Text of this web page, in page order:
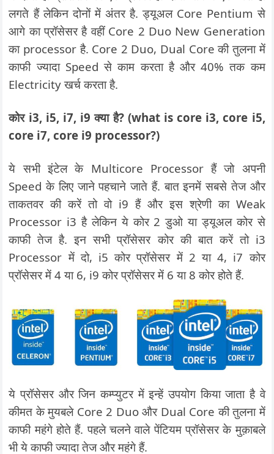
लगते हैं लेकिन दोनों में अंतर है. ड्यूअल Core Pentium से
आगे का प्रॉसेसर है वहीं Core 2 Duo New Generation
का processor है. Core 2 Duo, Dual Core की तुलना में
काफी ज्यादा Speed से काम करता है और 40% तक कम
Electricity खर्च करता है.
कोर i3, i5, i7, i9 क्या है? (what is core i3, core i5,
core i7, core i9 processor?)
ये सभी इंटेल के Multicore Processor हैं जो अपनी
Speed के लिए जाने पहचाने जाते हैं. बात इनमें सबसे तेज और
ताकतवर की करें तो वो i9 हैं और इस श्रेणी का Weak
Processor i3 है लेकिन ये कोर 2 डुओ या ड्यूअल कोर से
काफी तेज है. इन सभी प्रॉसेसर कोर की बात करें तो i3
Processor में दो, i5 कोर प्रॉसेसर में 2 या 4, i7 कोर
प्रॉसेसर में 4 या 6, i9 कोर प्रॉसेसर में 6 या 8 कोर होते हैं.
ये प्रॉसेसर और जिन कम्प्युटर में इन्हें उपयोग किया जाता है वे
कीमत के मुयबले Core 2 Duo और Dual Core की तुलना में
काफी महंगे होते हैं. पहले चलने वाले पेंटियम प्रॉसेसर के मुक़ाबले
भी ये काफी ज्यादा तेज और महंगे हैं.